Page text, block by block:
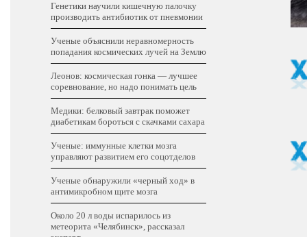
Генетики научили кишечную палочку
производить антибиотик от пневмонии
Ученые объяснили неравномерность
попадания космических лучей на Землю
Леонов: космическая гонка — лучшее
соревнование, но надо понимать цель
Медики: белковый завтрак поможет
диабетикам бороться с скачками сахара
Ученые: иммунные клетки мозга
управляют развитием его соцотделов
Ученые обнаружили «черный ход» в
антимикробном щите мозга
Около 20 л воды испарилось из
метеорита «Челябинск», рассказал